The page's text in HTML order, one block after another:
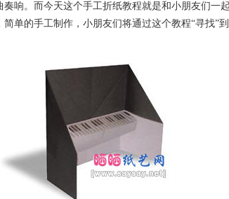
响。而今天这个手工折纸教程就是和小朋友们一
单的手工制作，小朋友们将通过这个教程“寻找”到